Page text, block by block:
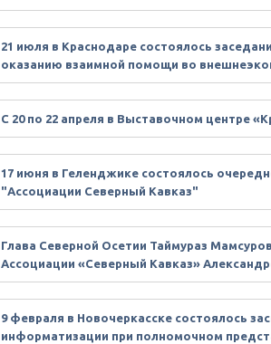
21 июля в Краснодаре состоялось
оказанию взаимной помощи во
С 20 по 22 апреля в Выставочном центре
17 июня в Геленджике состоялось
"Ассоциации Северный Кавказ"
Глава Северной Осетии Таймураз
Ассоциации «Северный Кавказ»
9 февраля в Новочеркасске состоялось
информатизации при полномочном